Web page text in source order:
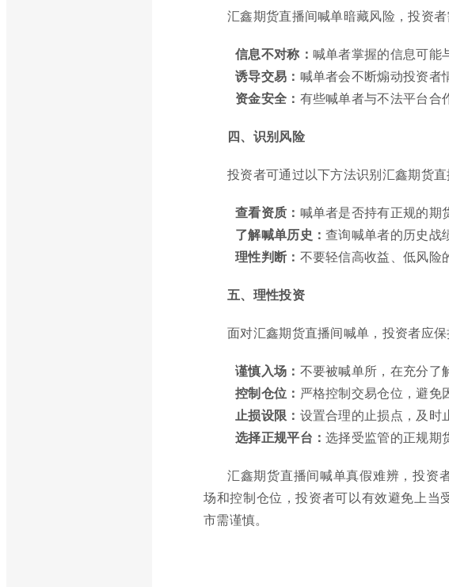
汇鑫期货直播间喊单暗藏风险，投资者
信息不对称： 喊单者掌握的信息可能
诱导交易： 喊单者会不断煽动投资者
资金安全： 有些喊单者与不法平台合
四、识别风险
投资者可通过以下方法识别汇鑫期货直
查看资质： 喊单者是否持有正规的期
了解喊单历史：查询喊单者的历史战
理性判断： 不要轻信高收益、低风险
五、理性投资
面对汇鑫期货直播间喊单，投资者应
谨慎入场： 不要被喊单所，在充分了
控制仓位： 严格控制交易仓位，避免
止损设限： 设置合理的止损点，及时
选择正规平台：选择受监管的正规期
汇鑫期货直播间喊单真假难辨，投资
场和控制仓位，投资者可以有效避免上当
市需谨慎。